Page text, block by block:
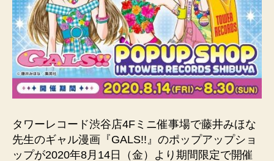
タワーレコード渋谷店4Fミニ催事場で藤井みほな
先生のギャル漫画『GALS!!』のポップアップショ
ップが2020年8月14日（金）より期間限定で開催